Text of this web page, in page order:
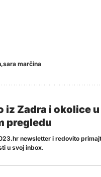
sara marčina
iz Zadra i okolice u
pregledu
newsletter i redovito
u svoj inbox.